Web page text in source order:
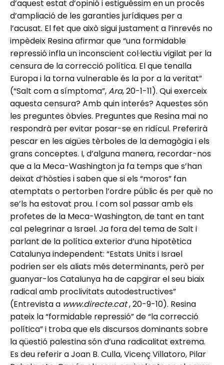
d’aquest estat d’opinió i estiguéssim en un procés
d’ampliació de les garanties jurídiques per a
l’acusat. El fet que això sigui justament a l’inrevés no
impèdeix Resina afirmar que “una formidable
repressió infla un inconscient col·lectiu vigilat per la
censura de la correcció política. El que tenalla
Europa i la torna vulnerable és la por a la veritat”
(“Salt com a símptoma”,Ara, 20-1-11). Qui exerceix
aquesta censura? Amb quin interés? Aquestes són
les preguntes òbvies. Preguntes que Resina mai no
respondrà per evitar posar-se en ridícul. Preferirà
pescar en les aigües tèrboles de la demagògia i els
grans conceptes. I, d’alguna manera, recordar-nos
que a la Meca-Washington ja fa temps que s’han
deixat d’hòsties i saben que si els “moros” fan
atemptats o pertorben l’ordre públic és per què no
se’ls ha estovat prou. I com sol passar amb els
profetes de la Meca-Washington, de tant en tant
cal pelegrinar a Israel. Ja fora del tema de Salt i
parlant de la política exterior d’una hipotètica
Catalunya independent: “Estats Units i Israel
podrien ser els aliats més determinants, però per
guanyar-los Catalunya ha de capgirar el seu biaix
radical amb proclivitats autodestructives”
(Entrevista a www.directe.cat, 20-9-10). Resina
pateix la “formidable repressió” de “la correcció
política” i troba que els discursos dominants sobre
la qüestió palestina són d’una radicalitat extrema.
Es deu referir a Joan B. Culla, Vicenç Villatoro, Pilar